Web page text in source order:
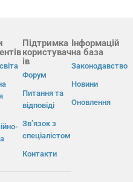
Підтримка
користувач
ів
Форум
Питання та
відповіді
Зв’язок з
спеціалістом
Контакти
Інформацій
на база
Законодавство
Новини
Оновлення